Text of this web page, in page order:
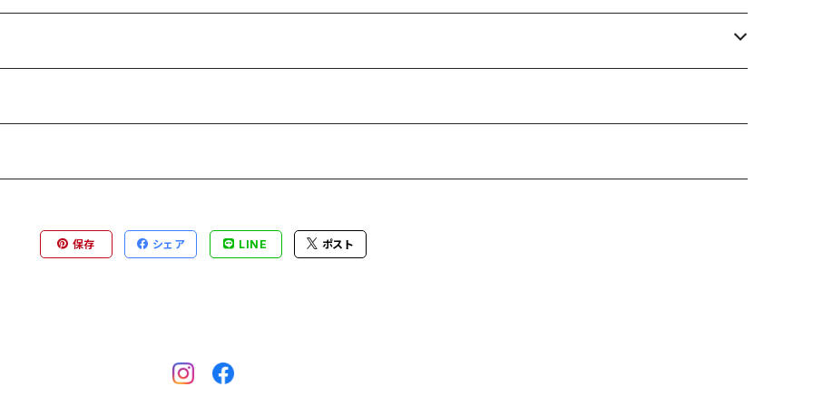
保存 シェア LINE ポスト